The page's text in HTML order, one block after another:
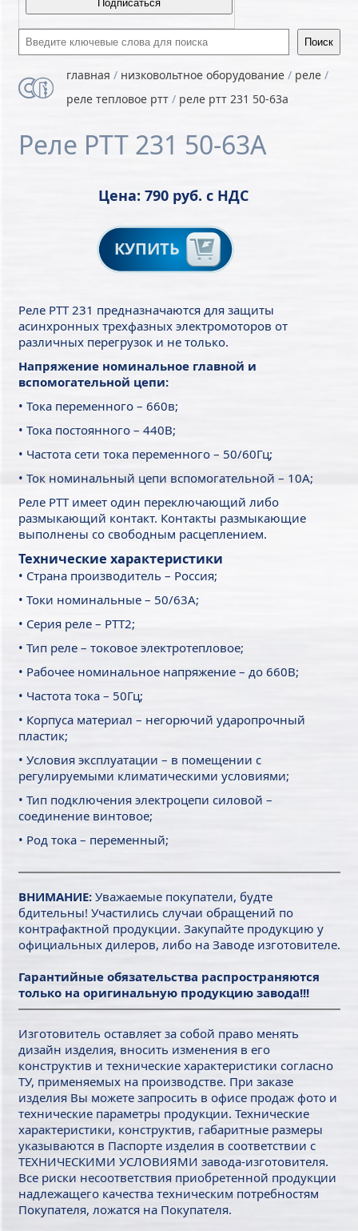
Введите ключевые слова для поиска
главная / низковольтное оборудование/ реле/
реле тепловое ртт/ реле ртт 231 50-63а
Реле РТТ 231 50-63А
Цена: 790 руб. с НДС
КУПИТЬ
Реле РТТ 231 предназначаются для защиты
асинхронных трехфазных электромоторов от
различных перегрузок и не только.
Напряжение номинальное главной и
вспомогательной цепи:
• Тока переменного – 660в;
• Тока постоянного – 440В;
• Частота сети тока переменного – 50/60Гц;
• Ток номинальный цепи вспомогательной – 10А;
Реле РТТ имеет один переключающий либо
размыкающий контакт. Контакты размыкающие
выполнены со свободным расцеплением.
Технические характеристики
• Страна производитель – Россия;
• Токи номинальные – 50/63А;
• Серия реле – РТТ2;
• Тип реле – токовое электротепловое;
• Рабочее номинальное напряжение – до 660В;
• Частота тока – 50Гц;
• Корпуса материал – негорючий ударопрочный
пластик;
• Условия эксплуатации – в помещении с
регулируемыми климатическими условиями;
• Тип подключения электроцепи силовой –
соединение винтовое;
• Род тока – переменный;
ВНИМАНИЕ:Уважаемые покупатели, будте
бдительны! Участились случаи обращений по
контрафактной продукции. Закупайте продукцию у
официальных дилеров, либо на Заводе изготовителе.
Гарантийные обязательства распространяются
только на оригинальную продукцию завода!!!
Изготовитель оставляет за собой право менять
дизайн изделия, вносить изменения в его
конструктив и технические характеристики согласно
ТУ, применяемых на производстве. При заказе
изделия Вы можете запросить в офисе продаж фото и
технические параметры продукции. Технические
характеристики, конструктив, габаритные размеры
указываются в Паспорте изделия в соответствии с
ТЕХНИЧЕСКИМИ УСЛОВИЯМИ завода-изготовителя.
Все риски несоответствия приобретенной продукции
надлежащего качества техническим потребностям
Покупателя, ложатся на Покупателя.